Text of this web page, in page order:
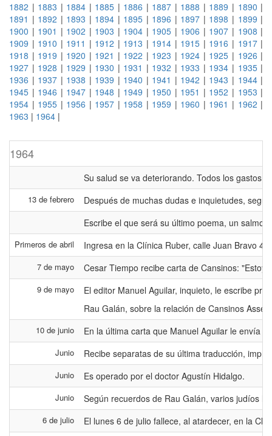
1882 | 1883 | 1884 | 1885 | 1886 | 1887 | 1888 | 1889 | 1890 |
1891 | 1892 | 1893 | 1894 | 1895 | 1896 | 1897 | 1898 | 1899 |
1900 | 1901 | 1902 | 1903 | 1904 | 1905 | 1906 | 1907 | 1908 |
1909 | 1910 | 1911 | 1912 | 1913 | 1914 | 1915 | 1916 | 1917|
1918 | 1919 | 1920 | 1921 | 1922 | 1923 | 1924 | 1925 | 1926 |
1927 | 1928 | 1929 | 1930 | 1931 | 1932 | 1933 | 1934 | 1935|
1936 | 1937 | 1938 | 1939 | 1940 | 1941 | 1942 | 1943 | 1944|
1945 | 1946 | 1947 | 1948 | 1949 | 1950 | 1951 | 1952 | 1953 |
1954 | 1955 | 1956 | 1957 | 1958 | 1959 | 1960 | 1961 | 1962 |
1963 | 1964 |
1964
Su salud se va deteriorando. Todos los gastos
13 de febrero
Después de muchas dudas e inquietudes,
Escribe el que será su último poema, un
Primeros de abril Ingresa en la Clínica Ruber, calle Juan Bravo
7 de mayo Cesar Tiempo recibe carta de Cansinos:
9 de mayo
El editor Manuel Aguilar, inquieto, le escribe
Rau Galán, sobre la relación de Cansinos
10 de junio En la última carta que Manuel Aguilar le envía
Junio Recibe separatas de su última traducción,
Junio Es operado por el doctor Agustín Hidalgo.
Junio Según recuerdos de Rau Galán, varios judíos
6 de julio El lunes 6 de julio fallece, al atardecer, en la